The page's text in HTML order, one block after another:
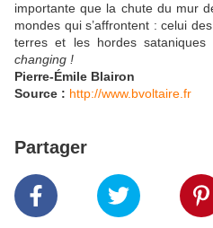
importante que la chute du mur
mondes qui s’affrontent : celui
terres et les hordes sataniques
changing !
Pierre-Émile Blairon
Source : http://www.bvoltaire.fr
Partager